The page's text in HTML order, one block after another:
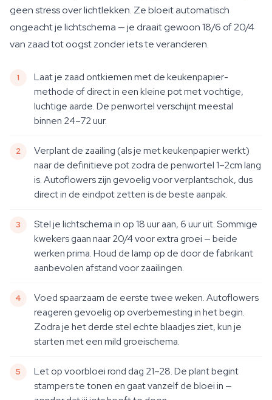
geen stress over lichtlekken. Ze bloeit automatisch
ongeacht je lichtschema — je draait gewoon 18/6 of 20/4
van zaad tot oogst zonder iets te veranderen.
Laat je zaad ontkiemen met de keukenpapier-
methode of direct in een kleine pot met vochtige,
luchtige aarde. De penwortel verschijnt meestal
binnen 24–72 uur.
Verplant de zaailing (als je met keukenpapier werkt)
naar de definitieve pot zodra de penwortel 1–2cm lang
is. Autoflowers zijn gevoelig voor verplantschok, dus
direct in de eindpot zetten is de beste aanpak.
Stel je lichtschema in op 18 uur aan, 6 uur uit. Sommige
kwekers gaan naar 20/4 voor extra groei — beide
werken prima. Houd de lamp op de door de fabrikant
aanbevolen afstand voor zaailingen.
Voed spaarzaam de eerste twee weken. Autoflowers
reageren gevoelig op overbemesting in het begin.
Zodra je het derde stel echte blaadjes ziet, kun je
starten met een mild groeischema.
Let op voorbloei rond dag 21–28. De plant begint
stampers te tonen en gaat vanzelf de bloei in —